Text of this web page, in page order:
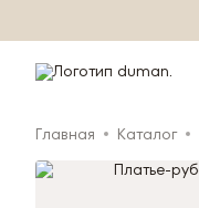
Главная Каталог